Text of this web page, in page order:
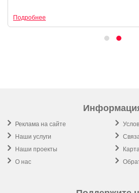
Подробнее
Реклама на сайте
Наши услуги
Наши проекты
О нас